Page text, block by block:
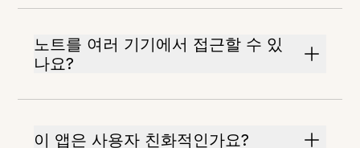
노트를 여러 기기에서 접근할 수 있
나요?
이 앱은 사용자 친화적인가요?